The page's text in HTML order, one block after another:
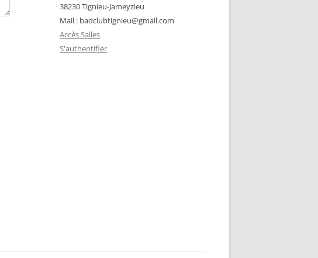
38230 Tignieu-Jameyzieu
Mail : badclubtignieu@gmail.com
Accès Salles
S'authentifier